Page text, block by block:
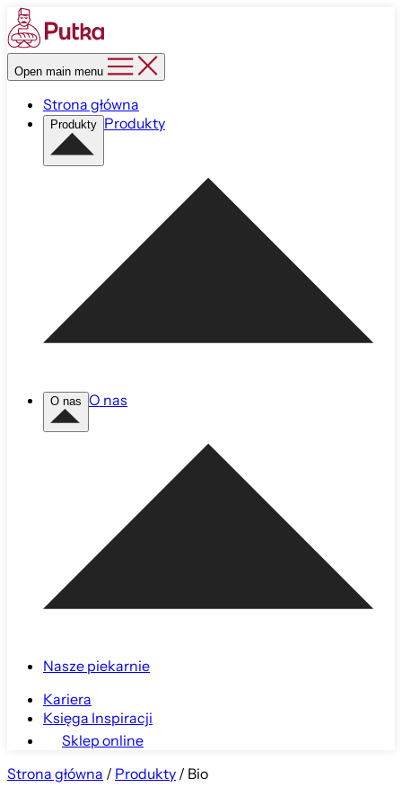
Open main menu
Strona główna
Produkty Produkty
O nas O nas
Nasze piekarnie
Kariera
Księga Inspiracji
Sklep online
Strona główna / Produkty/ Bio